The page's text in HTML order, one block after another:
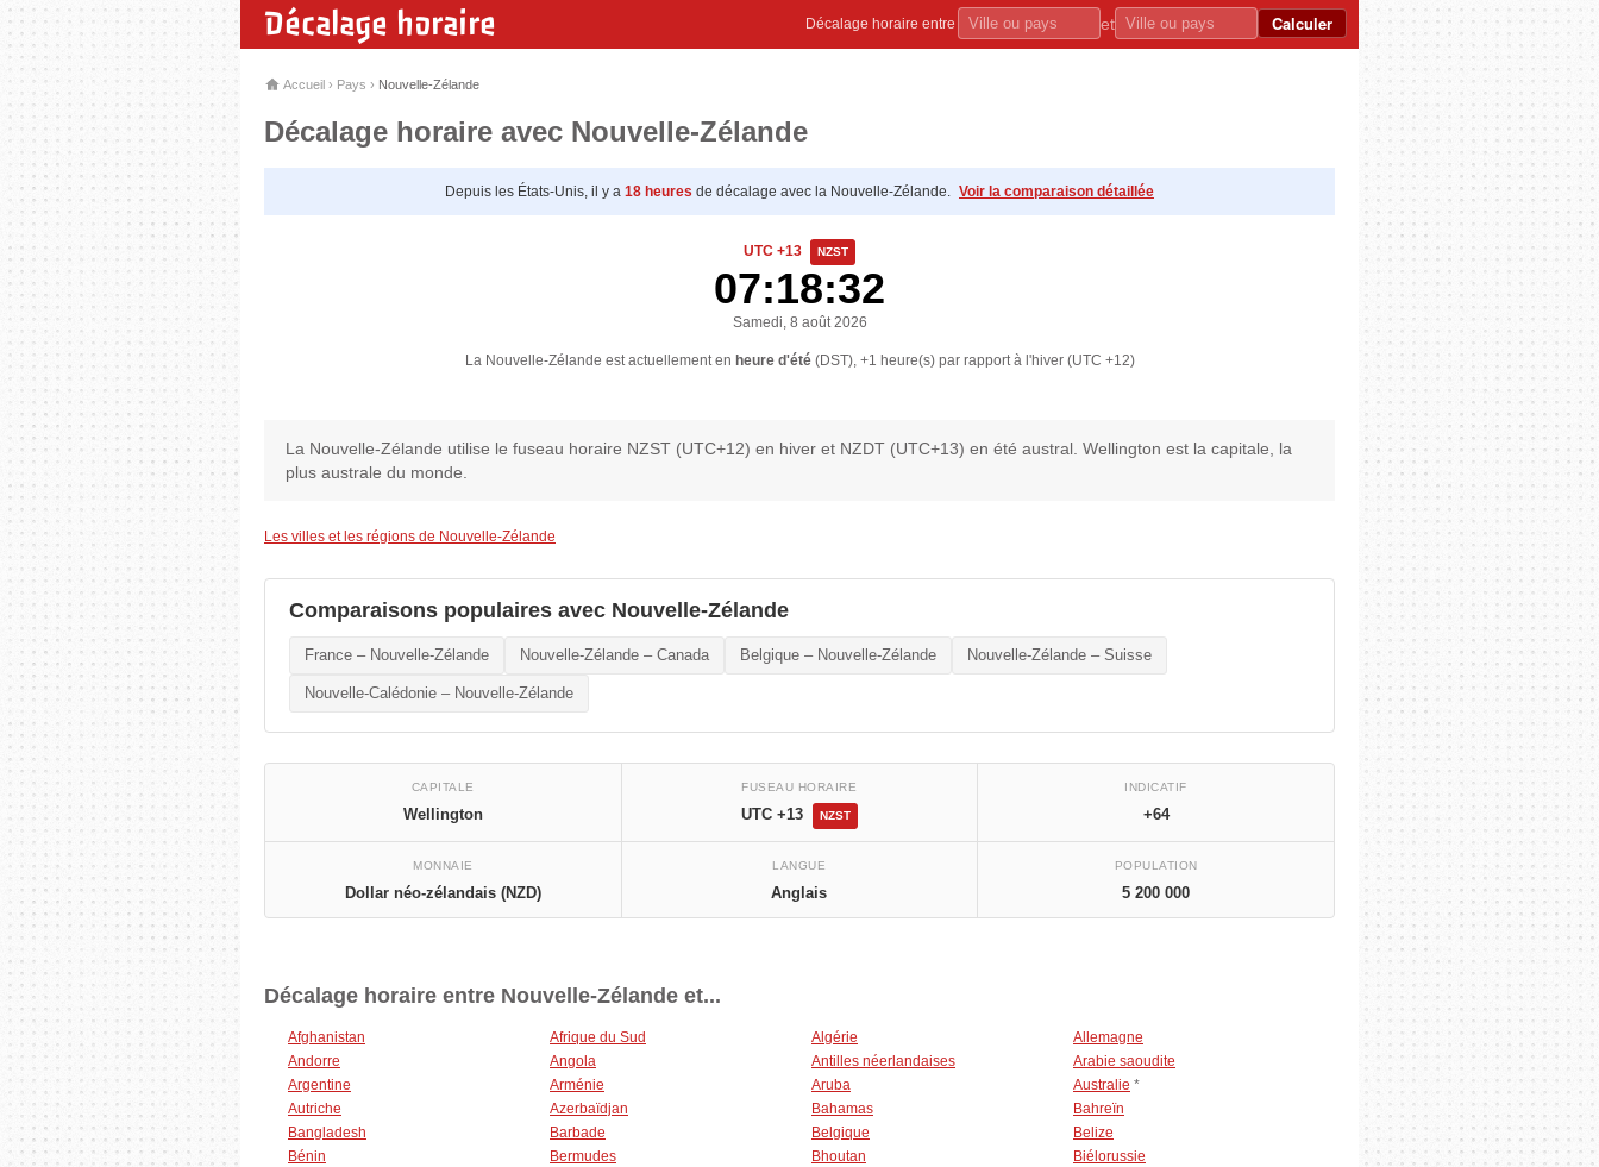
Décalage horaire Décalage horaire entre et Calculer
Accueil › Pays › Nouvelle-Zélande
Décalage horaire avec Nouvelle-Zélande
Depuis les États-Unis, il y a 18 heures de décalage avec la Nouvelle-Zélande. Voir la comparaison détaillée
UTC +13 NZST
07:18:32
Samedi, 8 août 2026
La Nouvelle-Zélande est actuellement en heure d'été(DST), +1 heure(s) par rapport à l'hiver (UTC +12)
La Nouvelle-Zélande utilise le fuseau horaire NZST (UTC+12) en hiver et NZDT (UTC+13) en été austral. Wellington est la capitale, la
plus australe du monde.
Les villes et les régions de Nouvelle-Zélande
Comparaisons populaires avec Nouvelle-Zélande
France – Nouvelle-Zélande Nouvelle-Zélande – Canada Belgique – Nouvelle-Zélande Nouvelle-Zélande – Suisse
Nouvelle-Calédonie – Nouvelle-Zélande
CAPITALE
Wellington
FUSEAU HORAIRE
UTC +13 NZST
INDICATIF
+64
MONNAIE
Dollar néo-zélandais (NZD)
LANGUE
Anglais
POPULATION
5 200 000
Décalage horaire entre Nouvelle-Zélande et...
Afghanistan Afrique du Sud Algérie
Allemagne
Andorre
Angola Antilles néerlandaises
Arabie saoudite
Argentine
Arménie Aruba Australie *
Autriche
Azerbaïdjan Bahamas
Bahreïn
Bangladesh
Barbade Belgique
Belize
Bénin
Bermudes Bhoutan
Biélorussie